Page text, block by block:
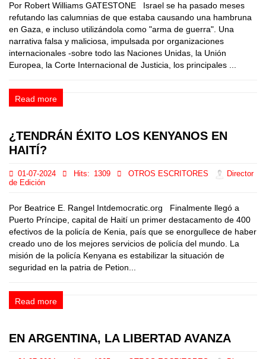
Por Robert Williams GATESTONE Israel se ha pasado meses
refutando las calumnias de que estaba causando una hambruna
en Gaza, e incluso utilizándola como "arma de guerra". Una
narrativa falsa y maliciosa, impulsada por organizaciones
internacionales -sobre todo las Naciones Unidas, la Unión
Europea, la Corte Internacional de Justicia, los principales ...
Read more
¿TENDRÁN ÉXITO LOS KENYANOS EN
HAITÍ?
01-07-2024 Hits: 1309 OTROS ESCRITORES
Director
de Edición
Por Beatrice E. Rangel Intdemocratic.org Finalmente llegó a
Puerto Príncipe, capital de Haití un primer destacamento de 400
efectivos de la policía de Kenia, país que se enorgullece de haber
creado uno de los mejores servicios de policía del mundo. La
misión de la policía Kenyana es estabilizar la situación de
seguridad en la patria de Petion...
Read more
EN ARGENTINA, LA LIBERTAD AVANZA